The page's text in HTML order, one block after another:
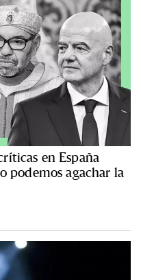
en España
podemos agachar la